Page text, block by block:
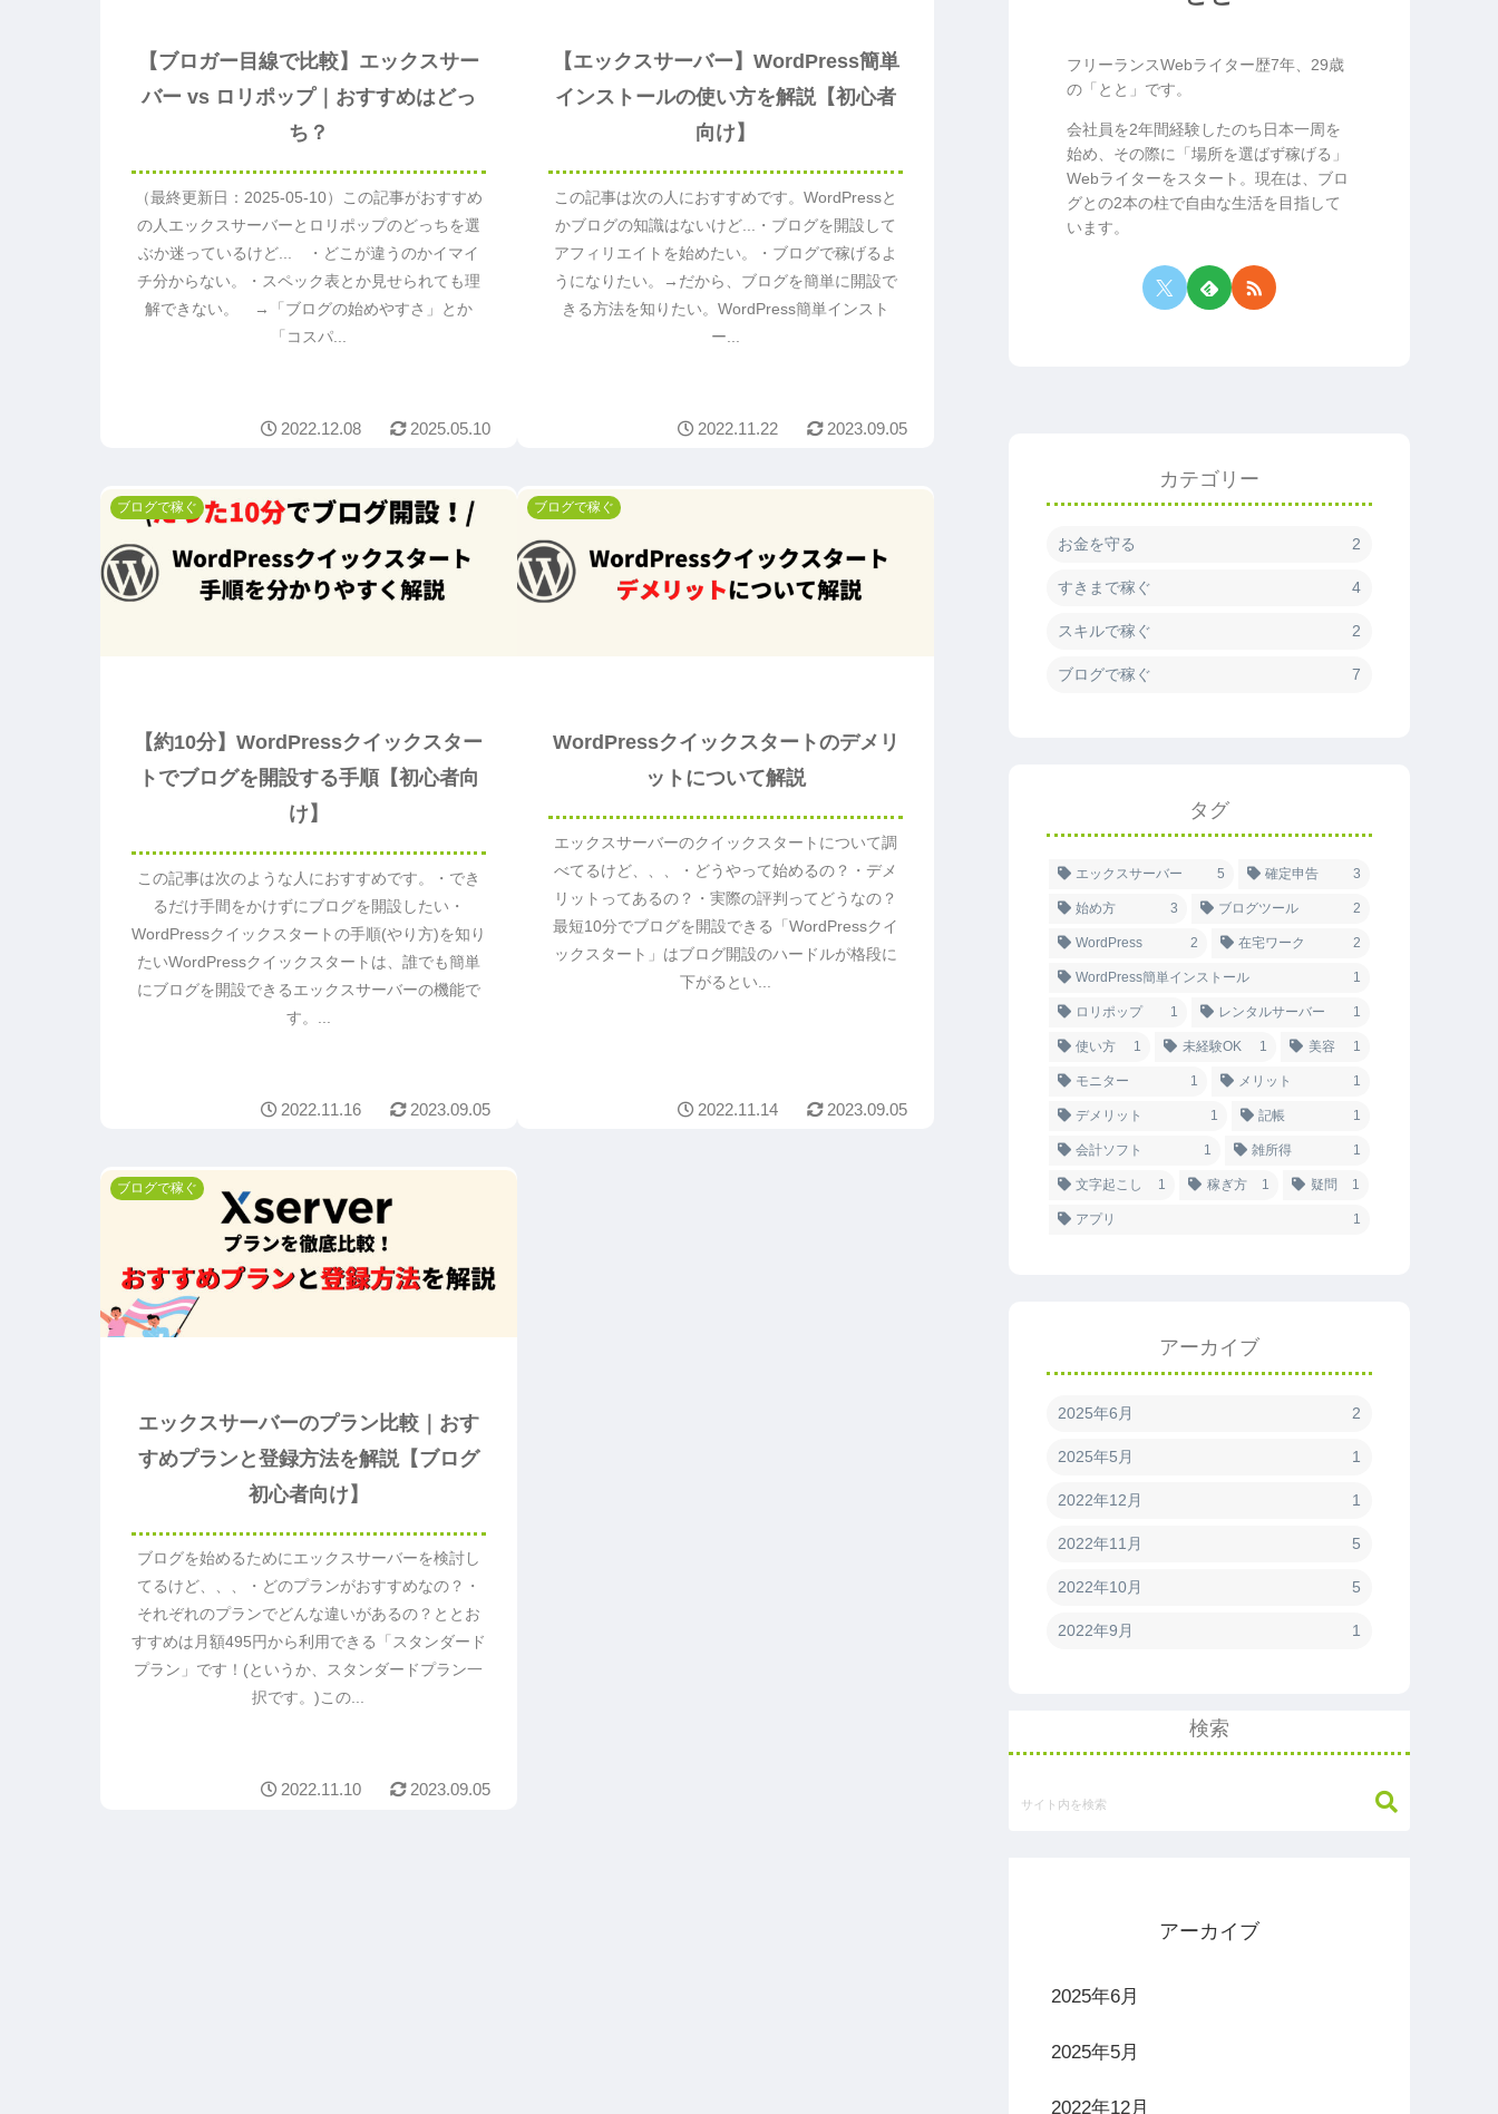
【ブロガー目線で比較】エックスサー
バー vs ロリポップ｜おすすめはどっ
ち？
（最終更新日：2025-05-10）この記事がおすすめ
の人エックスサーバーとロリポップのどっちを選
ぶか迷っているけど... ・どこが違うのかイマイ
チ分からない。・スペック表とか見せられても理
解できない。 →「ブログの始めやすさ」とか
「コスパ...
2022.12.08 2025.05.10
【エックスサーバー】WordPress簡単
インストールの使い方を解説【初心者
向け】
この記事は次の人におすすめです。WordPressと
かブログの知識はないけど...・ブログを開設して
アフィリエイトを始めたい。・ブログで稼げるよ
うになりたい。→だから、ブログを簡単に開設で
きる方法を知りたい。WordPress簡単インスト
ー...
2022.11.22 2023.09.05
ブログで稼ぐ
【約10分】WordPressクイックスター
トでブログを開設する手順【初心者向
け】
この記事は次のような人におすすめです。・でき
るだけ手間をかけずにブログを開設したい・
WordPressクイックスタートの手順(やり方)を知り
たいWordPressクイックスタートは、誰でも簡単
にブログを開設できるエックスサーバーの機能で
す。...
2022.11.16 2023.09.05
ブログで稼ぐ
WordPressクイックスタートのデメリ
ットについて解説
エックスサーバーのクイックスタートについて調
べてるけど、、、・どうやって始めるの？・デメ
リットってあるの？・実際の評判ってどうなの？
最短10分でブログを開設できる「WordPressクイ
ックスタート」はブログ開設のハードルが格段に
下がるとい...
2022.11.14 2023.09.05
ブログで稼ぐ
エックスサーバーのプラン比較｜おす
すめプランと登録方法を解説【ブログ
初心者向け】
ブログを始めるためにエックスサーバーを検討し
てるけど、、、・どのプランがおすすめなの？・
それぞれのプランでどんな違いがあるの？ととお
すすめは月額495円から利用できる「スタンダード
プラン」です！(というか、スタンダードプラン一
択です。)この...
2022.11.10 2023.09.05
フリーランスWebライター歴7年、29歳
の「とと」です。
会社員を2年間経験したのち日本一周を
始め、その際に「場所を選ばず稼げる」
Webライターをスタート。現在は、ブロ
グとの2本の柱で自由な生活を目指して
います。
カテゴリー
お金を守る 2
すきまで稼ぐ 4
スキルで稼ぐ 2
ブログで稼ぐ 7
タグ
エックスサーバー 5 確定申告 3
始め方 3 ブログツール 2
WordPress 2 在宅ワーク 2
WordPress簡単インストール 1
ロリポップ 1 レンタルサーバー 1
使い方 1 未経験OK 1 美容 1
モニター 1 メリット 1
デメリット 1 記帳 1
会計ソフト 1 雑所得 1
文字起こし 1 稼ぎ方 1 疑問 1
アプリ 1
アーカイブ
2025年6月 2
2025年5月 1
2022年12月 1
2022年11月 5
2022年10月 5
2022年9月 1
検索
アーカイブ
2025年6月
2025年5月
2022年12月